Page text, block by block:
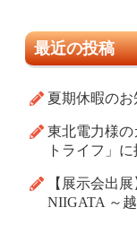
最近の投稿
夏期休暇のお
東北電力様
トライフ」に
【展示会出
NIIGATA ～